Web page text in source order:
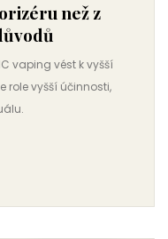
než z
vaping vést k vyšší
role vyšší účinnosti,